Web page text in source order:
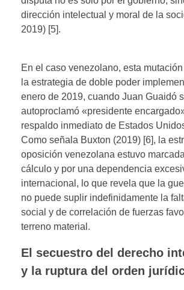
dirección intelectual y moral de la
2019) [5].
En el caso venezolano, esta
la estrategia de doble poder
enero de 2019, cuando Juan Guaidó
autoproclamó «presidente
respaldo inmediato de Estados
Como señala Buxton (2019) [6], la
oposición venezolana estuvo
cálculo y por una dependencia
internacional, lo que revela que la
no puede suplir indefinidamente la
social y de correlación de fuerzas
terreno material.
El secuestro del derecho
y la ruptura del orden